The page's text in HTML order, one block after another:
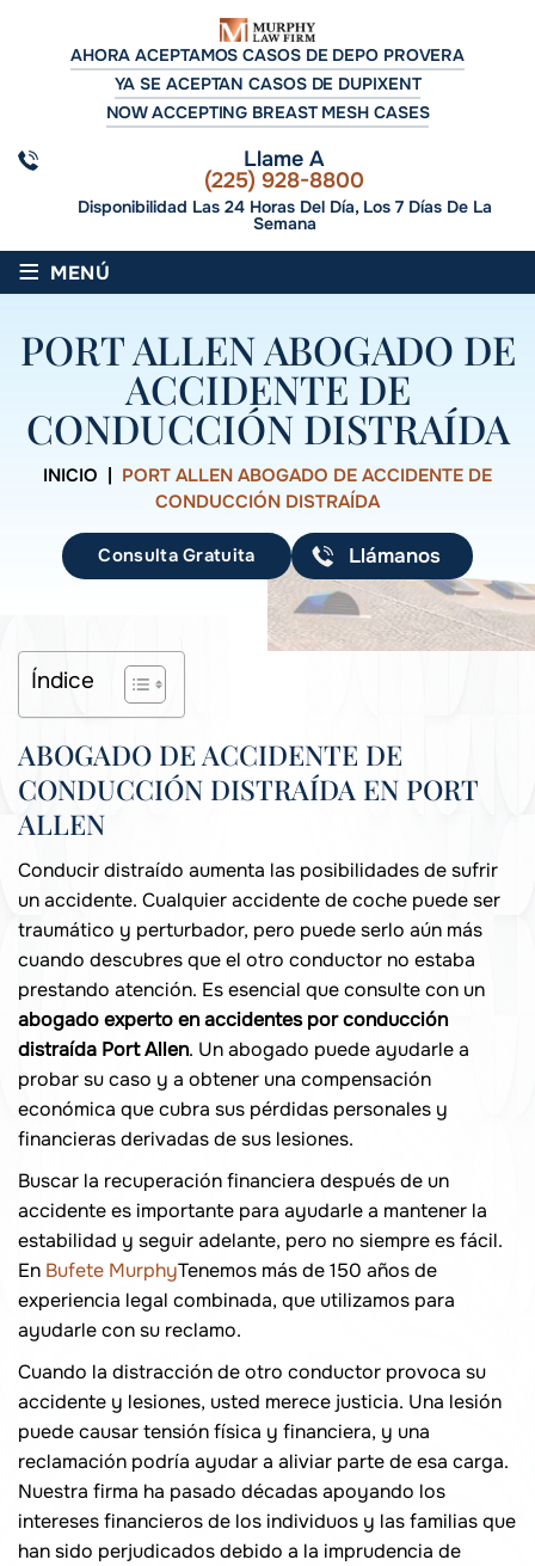
AHORA ACEPTAMOS CASOS DE DEPO PROVERA
YA SE ACEPTAN CASOS DE DUPIXENT
NOW ACCEPTING BREAST MESH CASES
Llame A
(225) 928-8800
Disponibilidad Las 24 Horas Del Día, Los 7 Días De La
Semana
≡ MENÚ
PORT ALLEN ABOGADO DE
ACCIDENTE DE
CONDUCCIÓN DISTRAÍDA
INICIO
PORT ALLEN ABOGADO DE ACCIDENTE DE
CONDUCCIÓN DISTRAÍDA
Consulta Gratuita Llámanos
Índice
ABOGADO DE ACCIDENTE DE
CONDUCCIÓN DISTRAÍDA EN PORT
ALLEN
Conducir distraído aumenta las posibilidades de sufrir
un accidente. Cualquier accidente de coche puede ser
traumático y perturbador, pero puede serlo aún más
cuando descubres que el otro conductor no estaba
prestando atención. Es esencial que consulte con un
abogado experto en accidentes por conducción
distraída Port Allen. Un abogado puede ayudarle a
probar su caso y a obtener una compensación
económica que cubra sus pérdidas personales y
financieras derivadas de sus lesiones.
Buscar la recuperación financiera después de un
accidente es importante para ayudarle a mantener la
estabilidad y seguir adelante, pero no siempre es fácil.
En Bufete MurphyTenemos más de 150 años de
experiencia legal combinada, que utilizamos para
ayudarle con su reclamo.
Cuando la distracción de otro conductor provoca su
accidente y lesiones, usted merece justicia. Una lesión
puede causar tensión física y financiera, y una
reclamación podría ayudar a aliviar parte de esa carga.
Nuestra firma ha pasado décadas apoyando los
intereses financieros de los individuos y las familias que
han sido perjudicados debido a la imprudencia de